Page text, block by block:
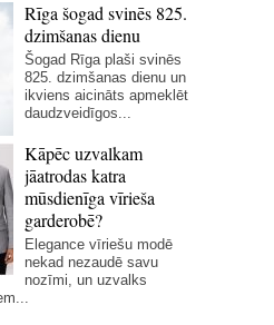
Rīga šogad svinēs 825.
dzimšanas dienu
Šogad Rīga plaši svinēs
825. dzimšanas dienu un
ikviens aicināts apmeklēt
daudzveidīgos...
Kāpēc uzvalkam
jāatrodas katra
mūsdienīga vīrieša
garderobē?
Elegance vīriešu modē
nekad nezaudē savu
nozīmi, un uzvalks